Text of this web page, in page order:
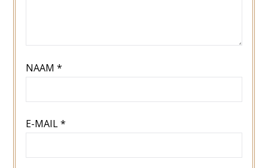
NAAM *
E-MAIL*